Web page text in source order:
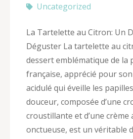
Uncategorized
La Tartelette au Citron: Un
Déguster La tartelette au
dessert emblématique de la
française, apprécié pour
acidulé qui éveille les
douceur, composée d’une
croustillante et d’une crème
onctueuse, est un véritable